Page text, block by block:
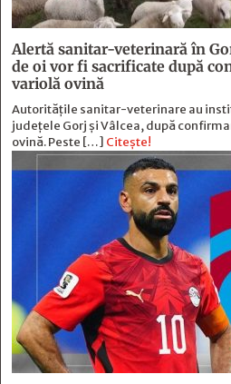
Alertă sanitar-veterinară în
de oi vor fi sacrificate după
variolă ovină
Autoritățile sanitar-veterinare au
județele Gorj și Vâlcea, după
ovină. Peste […] Citește!